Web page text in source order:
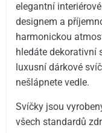
elegantní
designem a
harmonickou
hledáte dekorativní
luxusní dárkové
nešlápnete vedle.
Svíčky jsou
všech standardů